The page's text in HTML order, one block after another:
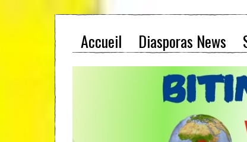
Accueil Diasporas News